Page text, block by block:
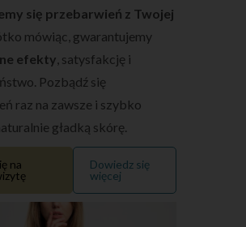
się przebarwień z Twojej
mówiąc, gwarantujemy
efekty , satysfakcję i
Pozbądź się
raz na zawsze i szybko
gładką skórę.
na
Dowiedz się
więcej